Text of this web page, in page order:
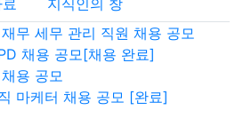
지식인의 창
무 세무 관리 직원 채용 공모
채용 공모[채용 완료]
용 공모
마케터 채용 공모 [완료]